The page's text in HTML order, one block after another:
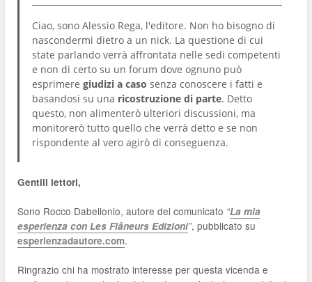
Ciao, sono Alessio Rega, l'editore. Non ho bisogno di
nascondermi dietro a un nick. La questione di cui
state parlando verrà affrontata nelle sedi competenti
e non di certo su un forum dove ognuno può
esprimere giudizi a caso senza conoscere i fatti e
basandosi su una ricostruzione di parte. Detto
questo, non alimenterò ulteriori discussioni, ma
monitorerò tutto quello che verrà detto e se non
rispondente al vero agirò di conseguenza.
Gentili lettori,
Sono Rocco Dabellonio, autore del comunicato “La mia
esperienza con Les Flâneurs Edizioni”, pubblicato su
esperienzadautore.com.
Ringrazio chi ha mostrato interesse per questa vicenda e